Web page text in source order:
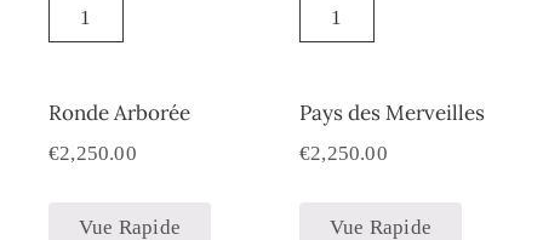
Ronde Arborée
€2,250.00
Vue Rapide
Pays des Merveilles
€2,250.00
Vue Rapide